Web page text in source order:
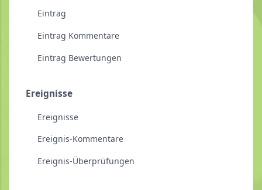
Eintrag
Eintrag Kommentare
Eintrag Bewertungen
Ereignisse
Ereignisse
Ereignis-Kommentare
Ereignis-Überprüfungen